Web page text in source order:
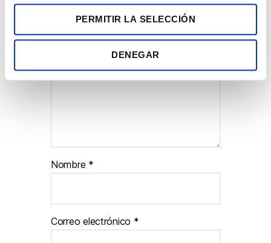
e
PERMITIR LA SELECCIÓN
DENEGAR
Nombre *
Correo electrónico *